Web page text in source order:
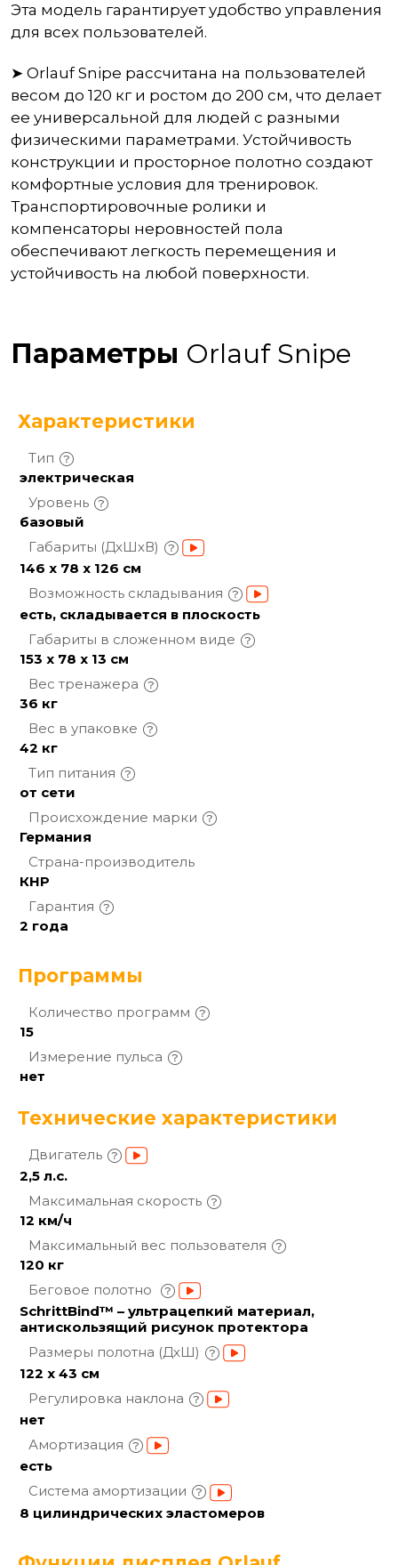
Эта модель гарантирует удобство управления
для всех пользователей.
➤ Orlauf Snipe рассчитана на пользователей
весом до 120 кг и ростом до 200 см, что делает
ее универсальной для людей с разными
физическими параметрами. Устойчивость
конструкции и просторное полотно создают
комфортные условия для тренировок.
Транспортировочные ролики и
компенсаторы неровностей пола
обеспечивают легкость перемещения и
устойчивость на любой поверхности.
Параметры Orlauf Snipe
Характеристики
Тип
электрическая
Уровень
базовый
Габариты (ДхШхВ)
146 х 78 х 126 см
Возможность складывания
есть, складывается в плоскость
Габариты в сложенном виде
153 х 78 х 13 см
Вес тренажера
36 кг
Вес в упаковке
42 кг
Тип питания
от сети
Происхождение марки
Германия
Страна-производитель
КНР
Гарантия
2 года
Программы
Количество программ
15
Измерение пульса
нет
Технические характеристики
Двигатель
2,5 л.с.
Максимальная скорость
12 км/ч
Максимальный вес пользователя
120 кг
Беговое полотно
SchrittBind™ – ультрацепкий материал,
антискользящий рисунок протектора
Размеры полотна (ДхШ)
122 x 43 см
Регулировка наклона
нет
Амортизация
есть
Система амортизации
8 цилиндрических эластомеров